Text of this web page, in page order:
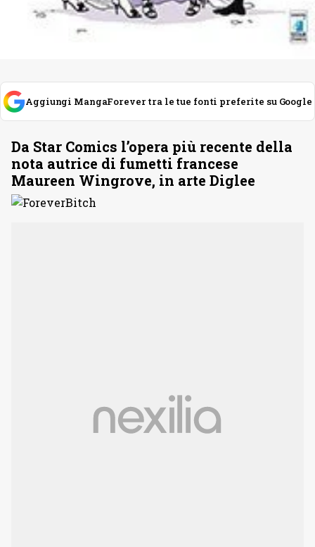
Aggiungi MangaForever tra le tue fonti preferite su Google
Da Star Comics l’opera più recente della
nota autrice di fumetti francese
Maureen Wingrove, in arte Diglee